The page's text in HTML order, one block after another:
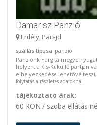
Damarisz Panzió
Erdély, Parajd
szállás típusa: panzió
Panziónk Hargita megye
helyen, a Kis-Küküllő partján
elhelyezkedése lehetővé teszi,
folytatás a részletes adatoknál
tájékoztató árak:
60 RON / szoba ellátás